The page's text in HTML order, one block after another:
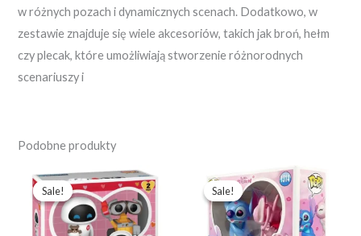
w różnych pozach i dynamicznych scenach. Dodatkowo, w
zestawie znajduje się wiele akcesoriów, takich jak broń, hełm
czy plecak, które umożliwiają stworzenie różnorodnych
scenariuszy i
Podobne produkty
Sale!
Sale!
Pierwotna
cena
wynosiła:
457,59 zł.
Aktualna
cena
wynosi:
351,99 zł.
Sale!
Sale!
Pierwotna
cena
wynosiła:
367,49 zł.
Aktualna
cena
wynosi:
244,99 zł.